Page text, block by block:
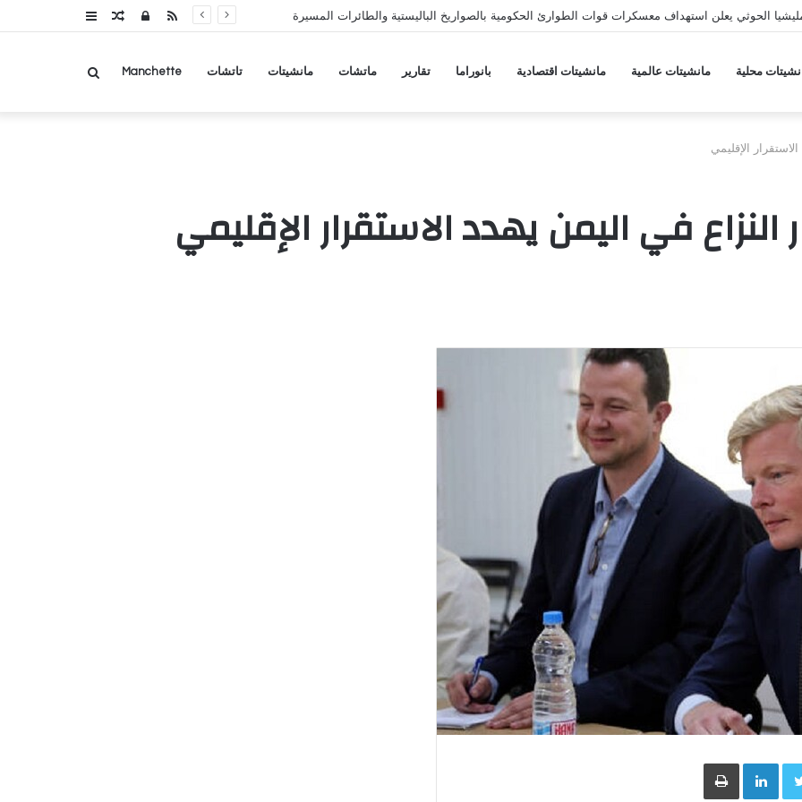
الحوثي يعلن استهداف معسكرات قوات الطوارئ الحكومية بالصواريخ الباليستية والطائرات المسيرة عمودمقالتسجيلRSS
محلية مانشيتات عالمية مانشيتات اقتصادية بانوراما تقارير ماتشات مانشيتات تاتشات Manchette بحث
الإقليمي
النزاع في اليمن يهدد الاستقرار الإقليمي
Twitter
LinkedInطباعة